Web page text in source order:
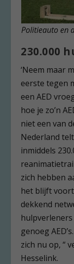
Politieauto en
230.000
‘Neem maar
eerste tegen
een AED
hoe je zo’n
niet een van
Nederland
inmiddels
zich hebben
het blijft
dekkend
genoeg
zich nu op, “
Hesselink.